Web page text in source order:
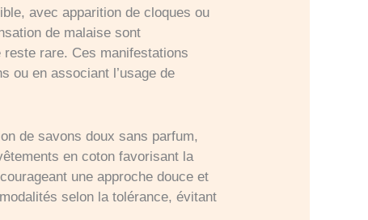
avec apparition de cloques ou
de malaise sont
rare. Ces manifestations
ou en associant l’usage de
de savons doux sans parfum,
en coton favorisant la
une approche douce et
selon la tolérance, évitant